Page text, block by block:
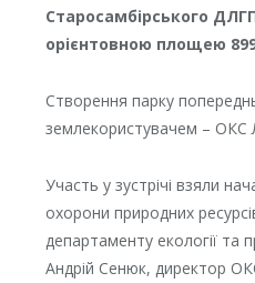
Старосамбірського
орієнтовною площею
Створення парку
землекористувачем – ОКС
Участь у зустрічі взяли
охорони природних
департаменту екології та
Андрій Сенюк, директор